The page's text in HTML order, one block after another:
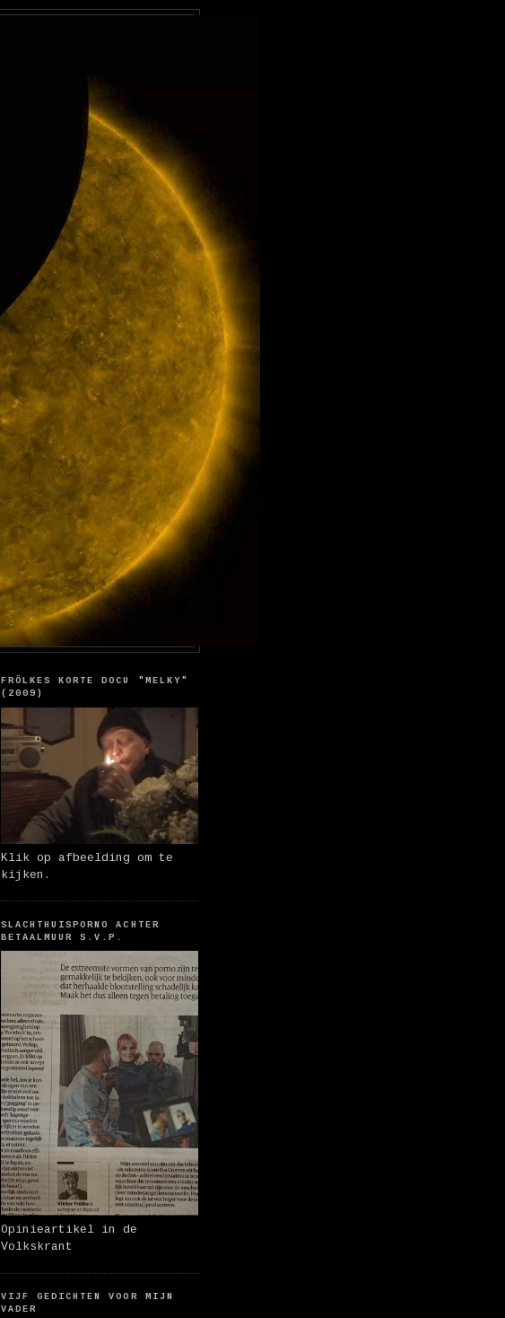
FRÖLKES KORTE DOCU "MELKY"
(2009)
Klik op afbeelding om te
kijken.
SLACHTHUISPORNO ACHTER
BETAALMUUR S.V.P.
Opinieartikel in de
Volkskrant
VIJF GEDICHTEN VOOR MIJN
VADER